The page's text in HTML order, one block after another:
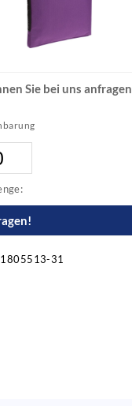
Sie bei uns anfragen
31